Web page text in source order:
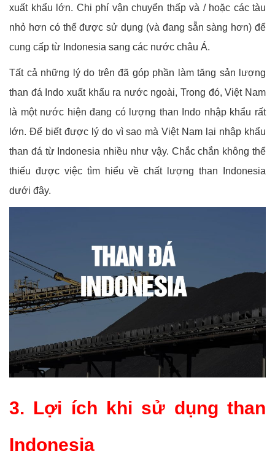
xuất khẩu lớn. Chi phí vận chuyển thấp và / hoặc các tàu
nhỏ hơn có thể được sử dụng (và đang sẵn sàng hơn) để
cung cấp từ Indonesia sang các nước châu Á.
Tất cả những lý do trên đã góp phần làm tăng sản lượng
than đá Indo xuất khẩu ra nước ngoài, Trong đó, Việt Nam
là một nước hiện đang có lượng than Indo nhập khẩu rất
lớn. Để biết được lý do vì sao mà Việt Nam lại nhập khẩu
than đá từ Indonesia nhiều như vậy. Chắc chắn không thể
thiếu được việc tìm hiểu về chất lượng than Indonesia
dưới đây.
3. Lợi ích khi sử dụng than
Indonesia